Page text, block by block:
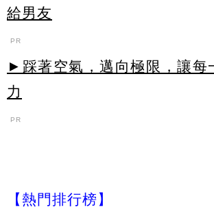
給男友
PR
►踩著空氣，邁向極限，讓每
力
PR
【熱門排行榜】